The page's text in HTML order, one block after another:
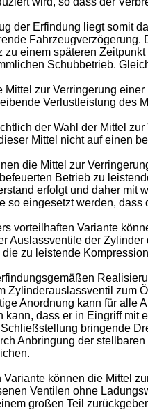
der Erfindung liegt somit
einem späteren
Schubbetrieb.
Mittel zur Verringerung
Verlustleistung des
der Wahl der Mittel
Mittel nicht auf einen
die Mittel zur
Betrieb zu
erfolgt und daher mit
so eingesetzt werden,
vorteilhaften Variante
Auslassventile der
zu leistende
Zylinderauslassventil zum
Anordnung kann für alle
kann, dass er in Eingriff
bringende
Anbringung der
können die Mittel
Ventilen ohne
großen Teil